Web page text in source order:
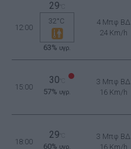
12:00
29
32°C
63% υγρ.
4 Μπφ ΒΔ
24 Km/h
15:00
30
57% υγρ.
3 Μπφ ΒΔ
16 Km/h
18:00
29
60% υγρ.
3 Μπφ ΒΔ
16 Km/h